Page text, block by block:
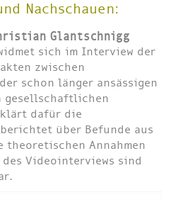
Nachschauen:
Glantschnigg
sich im Interview der
zwischen
schon länger ansässigen
gesellschaftlichen
dafür die
über Befunde aus
theoretischen Annahmen
Videointerviews sind